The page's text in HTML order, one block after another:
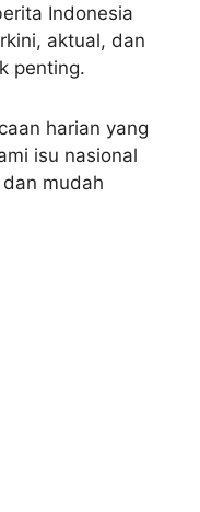
Indonesia
aktual, dan
penting.
harian yang
isu nasional
mudah